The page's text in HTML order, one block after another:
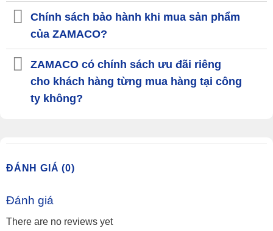
Chính sách bảo hành khi mua sản phẩm
của ZAMACO?
ZAMACO có chính sách ưu đãi riêng
cho khách hàng từng mua hàng tại công
ty không?
ĐÁNH GIÁ (0)
Đánh giá
There are no reviews yet